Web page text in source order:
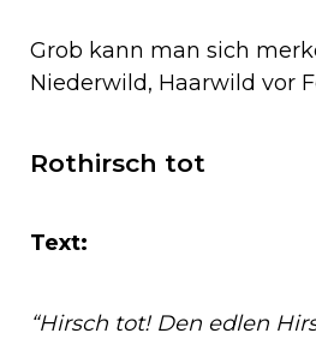
Grob kann man sich
Niederwild, Haarwild vor
Rothirsch tot
Text:
“Hirsch tot! Den edlen